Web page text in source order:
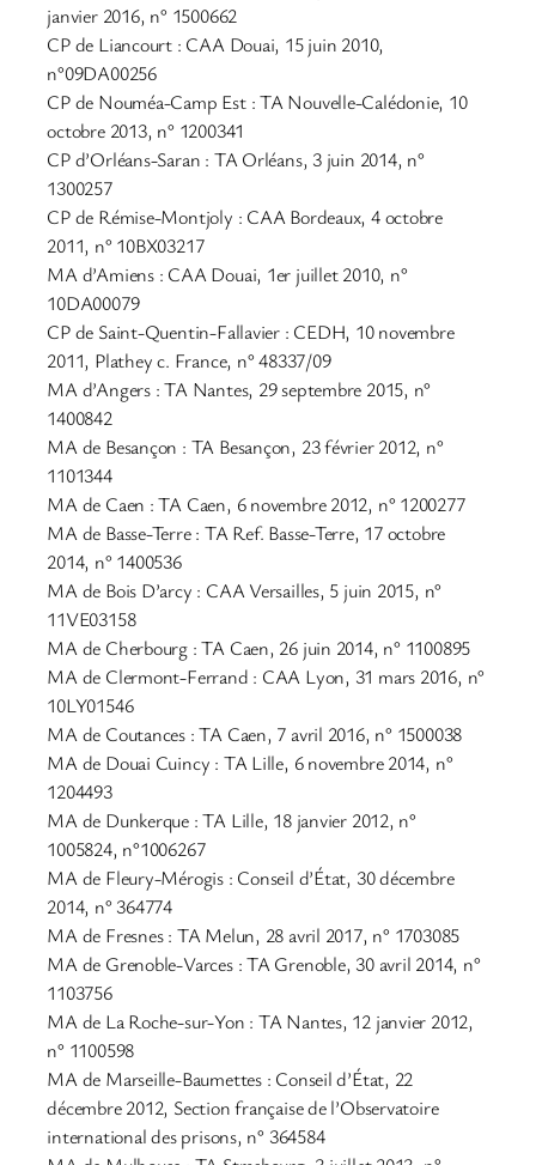
janvier 2016, n° 1500662
CP de Liancourt : CAA Douai, 15 juin 2010,
n°09DA00256
CP de Nouméa-Camp Est : TA Nouvelle-Calédonie, 10
octobre 2013, n° 1200341
CP d’Orléans-Saran : TA Orléans, 3 juin 2014, n°
1300257
CP de Rémise-Montjoly : CAA Bordeaux, 4 octobre
2011, n° 10BX03217
MA d’Amiens : CAA Douai, 1er juillet 2010, n°
10DA00079
CP de Saint-Quentin-Fallavier : CEDH, 10 novembre
2011, Plathey c. France, n° 48337/09
MA d’Angers : TA Nantes, 29 septembre 2015, n°
1400842
MA de Besançon : TA Besançon, 23 février 2012, n°
1101344
MA de Caen : TA Caen, 6 novembre 2012, n° 1200277
MA de Basse-Terre : TA Ref. Basse-Terre, 17 octobre
2014, n° 1400536
MA de Bois D’arcy : CAA Versailles, 5 juin 2015, n°
11VE03158
MA de Cherbourg : TA Caen, 26 juin 2014, n° 1100895
MA de Clermont-Ferrand : CAA Lyon, 31 mars 2016, n°
10LY01546
MA de Coutances : TA Caen, 7 avril 2016, n° 1500038
MA de Douai Cuincy : TA Lille, 6 novembre 2014, n°
1204493
MA de Dunkerque : TA Lille, 18 janvier 2012, n°
1005824, n°1006267
MA de Fleury-Mérogis : Conseil d’État, 30 décembre
2014, n° 364774
MA de Fresnes : TA Melun, 28 avril 2017, n° 1703085
MA de Grenoble-Varces : TA Grenoble, 30 avril 2014, n°
1103756
MA de La Roche-sur-Yon : TA Nantes, 12 janvier 2012,
n° 1100598
MA de Marseille-Baumettes : Conseil d’État, 22
décembre 2012, Section française de l’Observatoire
international des prisons, n° 364584